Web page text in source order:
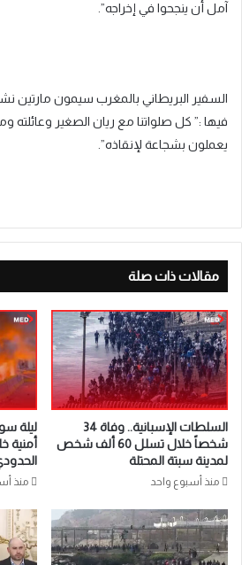
آمل أن ينجحوا في إخراجه”.
السفير البريطاني بالمغرب سيمون مارتين
فيها :” كل صلواتنا مع ريان الصغير وعائلته
يعملون بشجاعة لإنقاذه”.
مقالات ذات صلة
السلطات الإسبانية.. وفاة 34
شخصاً خلال تسلل 60 ألف شخص
لمدينة سبتة المحتلة
منذ أسبوع واحد
ليلة
أمنية
منذ